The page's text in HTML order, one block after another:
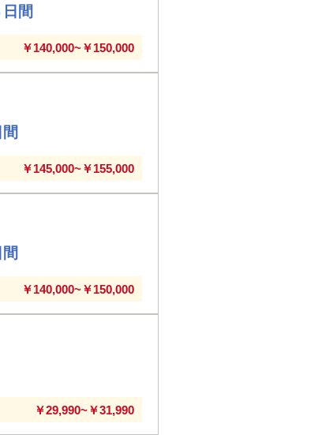
間
￥140,000~￥150,000
￥145,000~￥155,000
￥140,000~￥150,000
￥29,990~￥31,990